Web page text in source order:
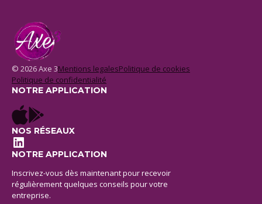
© 2026 Axe 3Mentions legalesPolitique de cookies
Politique de confidentialité
NOTRE APPLICATION
NOS RÉSEAUX
LinkedIn
NOTRE APPLICATION
Inscrivez-vous dès maintenant pour recevoir
régulièrement quelques conseils pour votre
entreprise.